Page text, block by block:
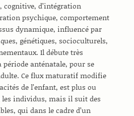
cognitive, d’intégration
psychique, comportement
dynamique, influencé par
génétiques, socioculturels,
Il débute très
période anténatale, pour se
Ce flux maturatif modifie
de l’enfant, est plus ou
individus, mais il suit des
qui dans le cadre d’un